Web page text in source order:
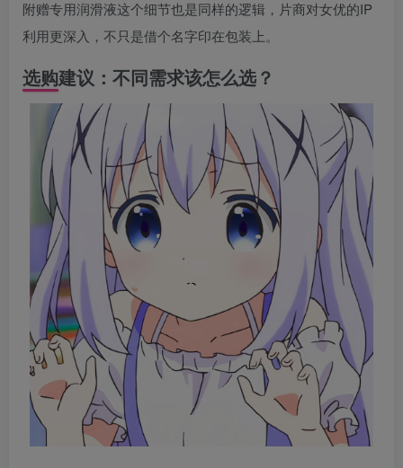
附赠专用润滑液这个细节也是同样的逻辑，片商对女优的IP
利用更深入，不只是借个名字印在包装上。
选购建议：不同需求该怎么选？